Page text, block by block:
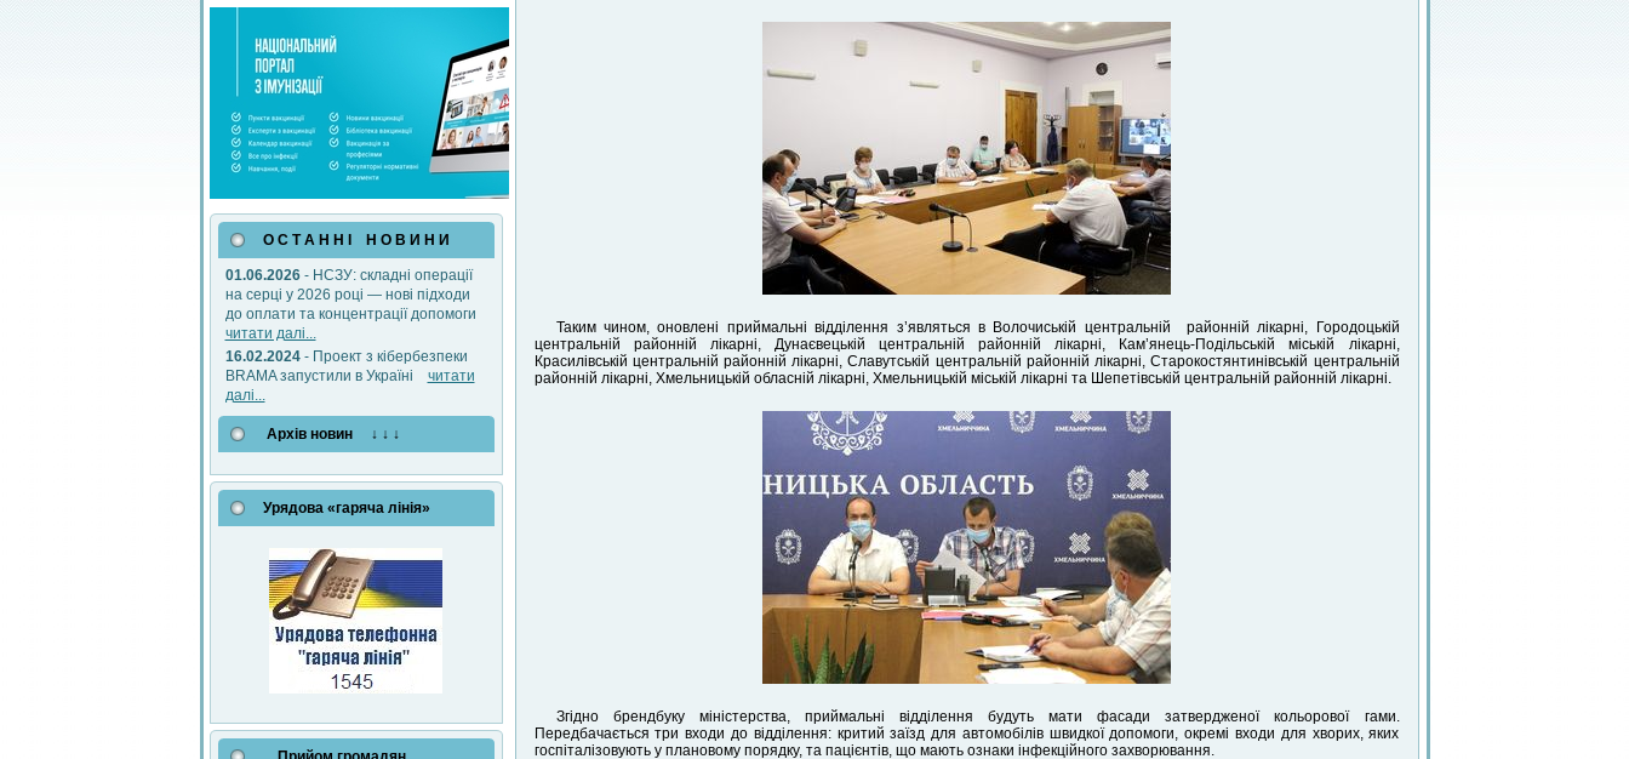
О С Т А Н Н І Н О В И Н И
01.06.2026- НСЗУ: складні операції
на серці у 2026 році — нові підходи
до оплати та концентрації допомоги
читати далі...
16.02.2024- Проект з кібербезпеки
BRAMA запустили в Україні читати
далі...
Архів новин ↓ ↓ ↓
Урядова «гаряча лінія»
Таким чином, оновлені приймальні відділення з’являться в Волочиській центральній районній лікарні, Городоцькій
центральній районній лікарні, Дунаєвецькій центральній районній лікарні, Кам’янець-Подільській міській лікарні,
Красилівській центральній районній лікарні, Славутській центральній районній лікарні, Старокостянтинівській центральній
районній лікарні, Хмельницькій обласній лікарні, Хмельницькій міській лікарні та Шепетівській центральній районній лікарні.
Згідно брендбуку міністерства, приймальні відділення будуть мати фасади затвердженої кольорової гами.
Передбачається три входи до відділення: критий заїзд для автомобілів швидкої допомоги, окремі входи для хворих, яких
госпіталізовують у плановому порядку, та пацієнтів, що мають ознаки інфекційного захворювання.